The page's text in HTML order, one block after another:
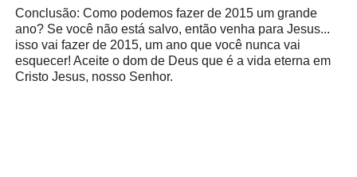
Conclusão: Como podemos fazer de 2015 um grande
ano? Se você não está salvo, então venha para Jesus...
isso vai fazer de 2015, um ano que você nunca vai
esquecer! Aceite o dom de Deus que é a vida eterna em
Cristo Jesus, nosso Senhor.